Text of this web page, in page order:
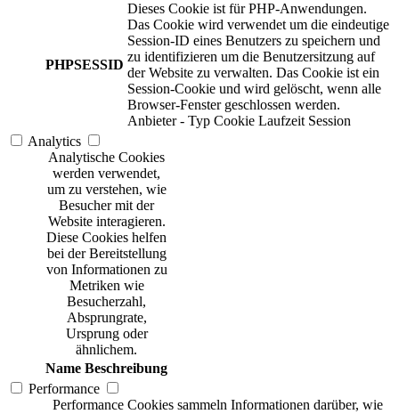
PHPSESSID
Dieses Cookie ist für PHP-Anwendungen.
Das Cookie wird verwendet um die eindeutige
Session-ID eines Benutzers zu speichern und
zu identifizieren um die Benutzersitzung auf
der Website zu verwalten. Das Cookie ist ein
Session-Cookie und wird gelöscht, wenn alle
Browser-Fenster geschlossen werden.
Anbieter - Typ Cookie Laufzeit Session
Analytics
Analytische Cookies
werden verwendet,
um zu verstehen, wie
Besucher mit der
Website interagieren.
Diese Cookies helfen
bei der Bereitstellung
von Informationen zu
Metriken wie
Besucherzahl,
Absprungrate,
Ursprung oder
ähnlichem.
Name Beschreibung
Performance
Performance Cookies sammeln Informationen darüber, wie